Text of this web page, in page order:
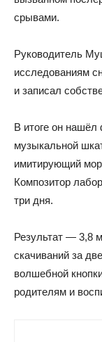
срывами.
Руководитель
исследованиям
и записал
В итоге он нашёл
музыкальной
имитирующий
Композитор
три дня.
Результат — 3,8
скачиваний за
волшебной
родителям и